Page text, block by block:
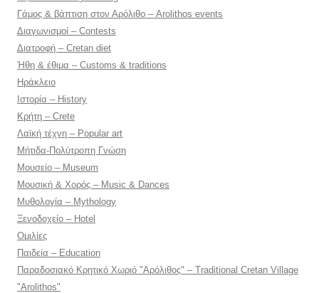
Γάμος & βάπτιση στον Αρόλιθο – Arolithos events
Διαγωνισμοί – Contests
Διατροφή – Cretan diet
Ήθη & έθιμα – Customs & traditions
Ηράκλειο
Ιστορία – History
Κρήτη – Crete
Λαϊκή τέχνη – Popular art
Μήτιδα-Πολύτροπη Γνώση
Μουσείο – Museum
Μουσική & Χορός – Music & Dances
Μυθολογία – Mythology
Ξενοδοχείο – Hotel
Ομιλίες
Παιδεία – Education
Παραδοσιακό Κρητικό Χωριό "Αρόλιθος" – Traditional Cretan Village
"Arolithos"